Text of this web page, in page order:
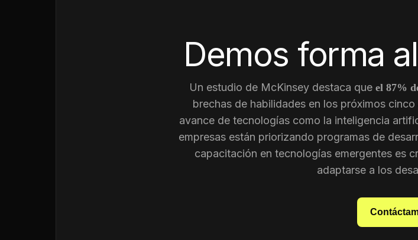
Demos forma al
Un estudio de McKinsey destaca que el 87%
brechas de habilidades en los próximos
avance de tecnologías como la inteligencia
empresas están priorizando programas de
capacitación en tecnologías emergentes es
adaptarse a los